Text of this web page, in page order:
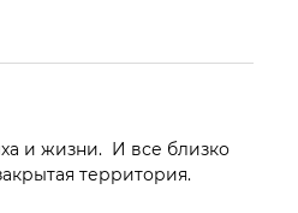
и жизни. И все близко
территория.